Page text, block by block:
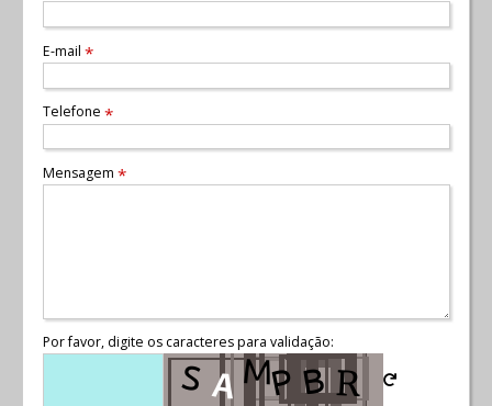
E-mail *
Telefone *
Mensagem *
Por favor, digite os caracteres para validação: